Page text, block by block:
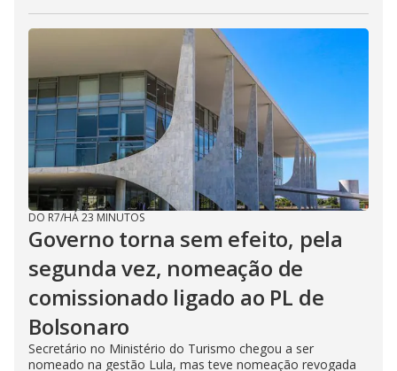
DO R7/HÁ 23 MINUTOS
Governo torna sem efeito, pela
segunda vez, nomeação de
comissionado ligado ao PL de
Bolsonaro
Secretário no Ministério do Turismo chegou a ser
nomeado na gestão Lula, mas teve nomeação revogada